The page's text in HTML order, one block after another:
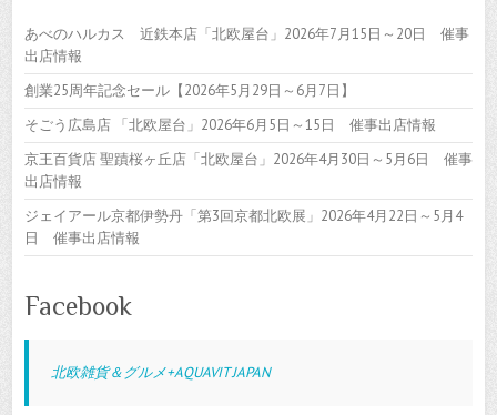
あべのハルカス 近鉄本店「北欧屋台」2026年7月15日～20日 催事
出店情報
創業25周年記念セール【2026年5月29日～6月7日】
そごう広島店 「北欧屋台」2026年6月5日～15日 催事出店情報
京王百貨店 聖蹟桜ヶ丘店「北欧屋台」2026年4月30日～5月6日 催事
出店情報
ジェイアール京都伊勢丹「第3回京都北欧展」2026年4月22日～5月4
日 催事出店情報
Facebook
北欧雑貨＆グルメ+AQUAVIT JAPAN